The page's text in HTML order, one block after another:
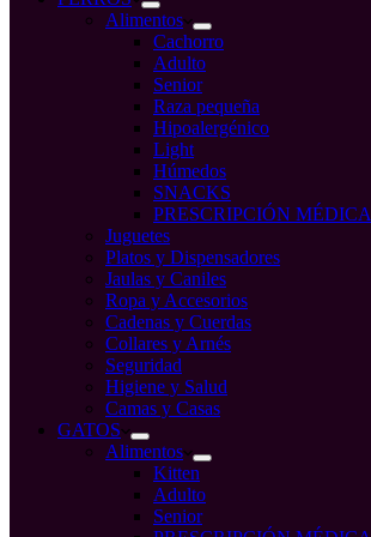
Alimentos
Cachorro
Adulto
Senior
Raza pequeña
Hipoalergénico
Light
Húmedos
SNACKS
PRESCRIPCIÓN MÉDICA
Juguetes
Platos y Dispensadores
Jaulas y Caniles
Ropa y Accesorios
Cadenas y Cuerdas
Collares y Arnés
Seguridad
Higiene y Salud
Camas y Casas
GATOS
Alimentos
Kitten
Adulto
Senior